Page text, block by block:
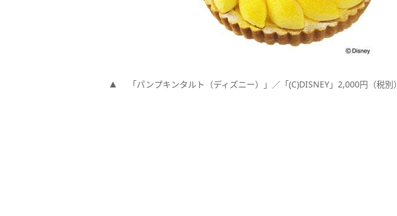
「パンプキンタルト（ディズニー）」／「(C)DISNEY」2,000円（税別）